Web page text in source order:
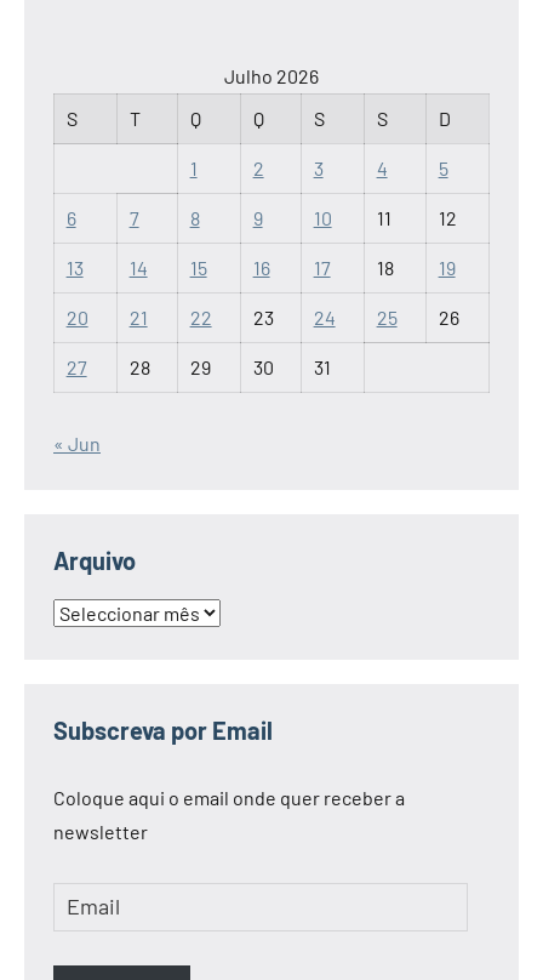
Julho 2026
S
T Q Q S S D
1 2 3 4 5
6 7 8 9 10 11 12
13 14 15 16 17 18 19
20 21 22 23 24 25 26
27 28 29 30 31
« Jun
Arquivo
Arquivo
Subscreva por Email
Coloque aqui o email onde quer receber a
newsletter
Email